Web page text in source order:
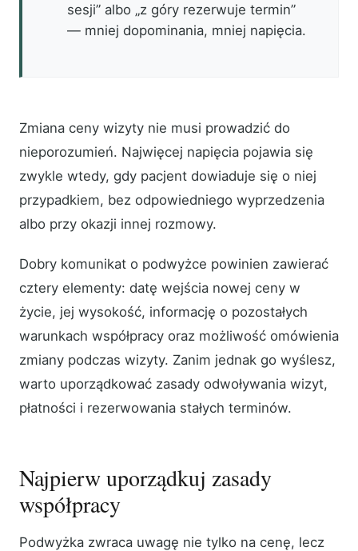
sesji” albo „z góry rezerwuje termin”
— mniej dopominania, mniej napięcia.
Zmiana ceny wizyty nie musi prowadzić do
nieporozumień. Najwięcej napięcia pojawia się
zwykle wtedy, gdy pacjent dowiaduje się o niej
przypadkiem, bez odpowiedniego wyprzedzenia
albo przy okazji innej rozmowy.
Dobry komunikat o podwyżce powinien zawierać
cztery elementy: datę wejścia nowej ceny w
życie, jej wysokość, informację o pozostałych
warunkach współpracy oraz możliwość omówienia
zmiany podczas wizyty. Zanim jednak go wyślesz,
warto uporządkować zasady odwoływania wizyt,
płatności i rezerwowania stałych terminów.
Najpierw uporządkuj zasady
współpracy
Podwyżka zwraca uwagę nie tylko na cenę, lecz